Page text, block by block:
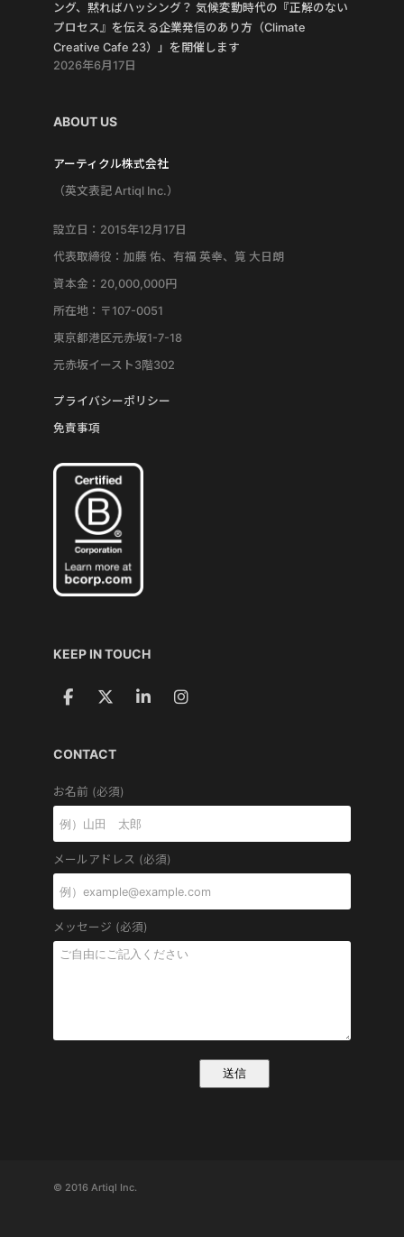
ング、黙ればハッシング？ 気候変動時代の『正解のない
プロセス』を伝える企業発信のあり方（Climate
Creative Cafe 23）」を開催します
2026年6月17日
ABOUT US
アーティクル株式会社
（英文表記 Artiql Inc.）
設立日：2015年12月17日
代表取締役：加藤 佑、有福 英幸、筧 大日朗
資本金：20,000,000円
所在地：〒107-0051
東京都港区元赤坂1-7-18
元赤坂イースト3階302
プライバシーポリシー
免責事項
KEEP IN TOUCH
CONTACT
お名前 (必須)
メールアドレス (必須)
メッセージ (必須)
© 2016 Artiql Inc.